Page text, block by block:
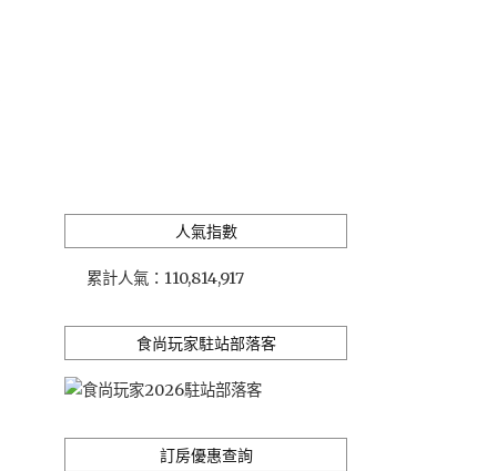
人氣指數
累計人氣： 110,814,917
食尚玩家駐站部落客
訂房優惠查詢